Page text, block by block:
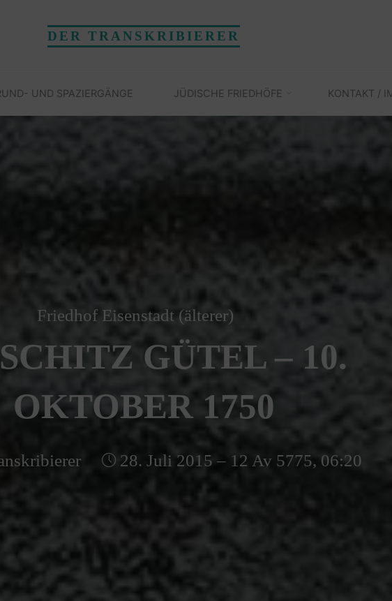
DER TRANSKRIBIERER
UND SPAZIERGÄNGE JÜDISCHE FRIEDHÖFE KONTAKT /
Friedhof Eisenstadt (älterer)
GÜTEL – 10.
OKTOBER 1750
28. Juli 2015 – 12 Av 5775, 06:20